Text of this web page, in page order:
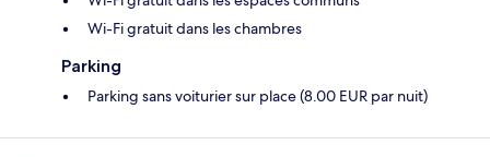
Wi-Fi gratuit dans les chambres
Parking
Parking sans voiturier sur place (8.00 EUR par nuit)